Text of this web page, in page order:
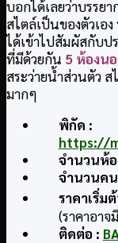
บอกได้เลยว่าบรรย
สไตล์เป็นของตัวเอ
ได้เข้าไปสัมผัสกับ
ที่มีด้วยกัน 5 ห้องน
สระว่ายน้ำส่วนตัว ส
มากๆ
พิกัด :
https://
จำนวนห้อ
จำนวนค
ราคาเริ่
(ราคาอาจ
ติดต่อ :